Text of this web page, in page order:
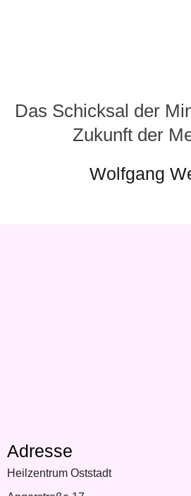
Das Schicksal der
Zukunft der
Wolfgang
Adresse
Heilzentrum Oststadt